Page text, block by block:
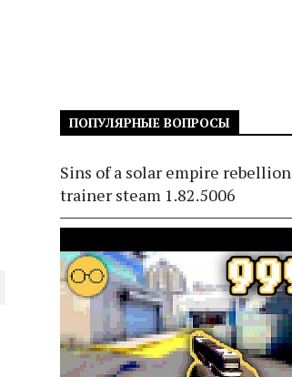
ПОПУЛЯРНЫЕ ВОПРОСЫ
Sins of a solar empire rebellion
trainer steam 1.82.5006